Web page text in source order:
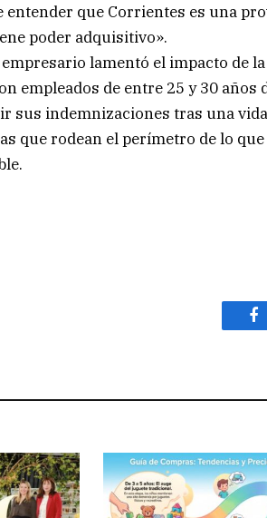
que Corrientes es una
poder adquisitivo».
lamentó el impacto de
empleados de entre 25 y 30 años
sus indemnizaciones tras una
que rodean el perímetro de lo